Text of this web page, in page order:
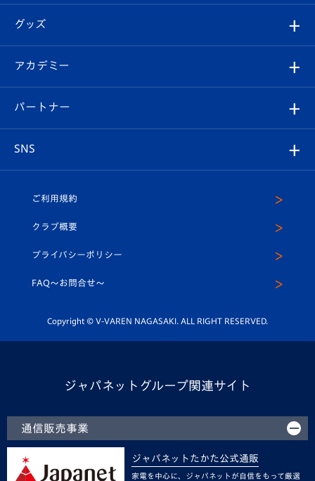
チケット
イベント
メディア
ホームタウン
スタッフプロフィール
マスコット紹介
平和祈念活動
ホームタウン活動
はじめての観戦ガイド
Revive Team
ヴィヴィくんの長崎おもてなしガイド
フォトギャラリー
スタジアムグルメ
チケット
V-LOVERS（ファンクラブ）
プレイヤーズスイート
グッズ
オンラインショップ
店舗情報
アカデミー
育成からのお知らせ
U-18
スクール
パートナー
SNS
ヴィヴィくんインスタグラム
公式LINE＠
ご利用規約
クラブ概要
プライバシーポリシー
FAQ〜お問合せ〜
Copyright © V-VAREN NAGASAKI. ALL RIGHT RESERVED.
ジャパネットグループ関連サイト
通信販売事業
ジャパネットたかた公式通販
家電を中心に、ジャパネットが自信をもって厳選